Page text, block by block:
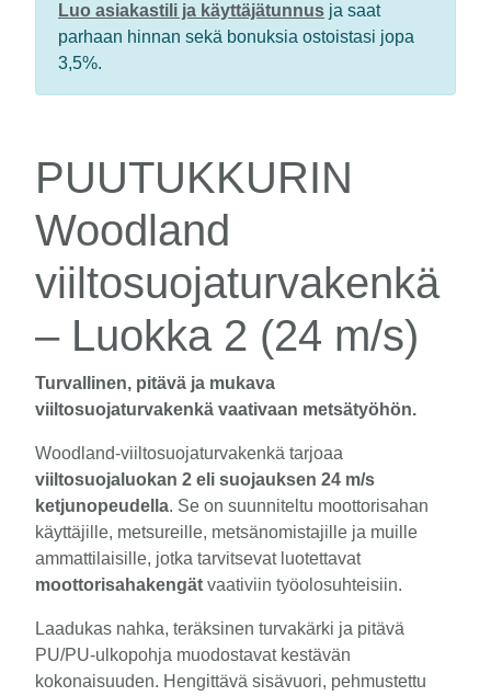
Luo asiakastili ja käyttäjätunnus ja saat
parhaan hinnan sekä bonuksia ostoistasi jopa
3,5%.
PUUTUKKURIN
Woodland
viiltosuojaturvakenkä
– Luokka 2 (24 m/s)
Turvallinen, pitävä ja mukava
viiltosuojaturvakenkä vaativaan metsätyöhön.
Woodland-viiltosuojaturvakenkä tarjoaa
viiltosuojaluokan 2 eli suojauksen 24 m/s
ketjunopeudella. Se on suunniteltu moottorisahan
käyttäjille, metsureille, metsänomistajille ja muille
ammattilaisille, jotka tarvitsevat luotettavat
moottorisahakengät vaativiin työolosuhteisiin.
Laadukas nahka, teräksinen turvakärki ja pitävä
PU/PU-ulkopohja muodostavat kestävän
kokonaisuuden. Hengittävä sisävuori, pehmustettu